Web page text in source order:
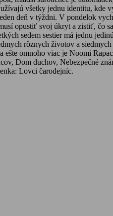
všetky jednu identitu,
deň v týždni. V pondelok
opustiť svoj úkryt a zistiť, čo
sedem sestier má jednu
rôznych životov a
ešte omnoho viac je Noomi
Dom duchov, Nebezpečné
Lovci čarodejníc.